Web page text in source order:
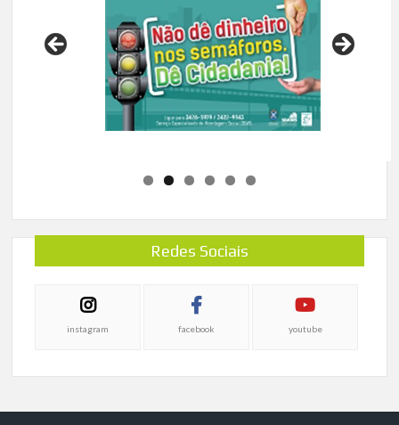
Redes Sociais
instagram facebook youtube